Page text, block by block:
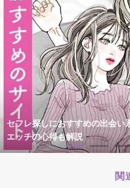
セフレ探しにおすすめの出会
エッチの心得も解説
関